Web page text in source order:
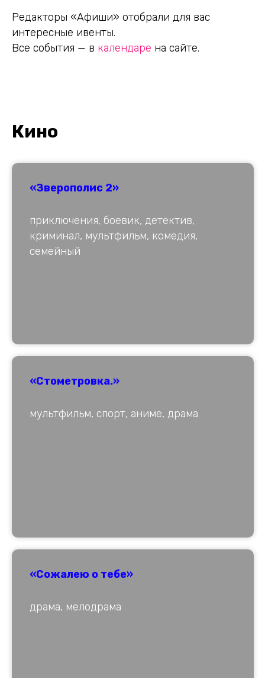
Редакторы «Афиши» отобрали для вас
интересные ивенты.
Все события — в календаре на сайте.
Кино
«Зверополис 2»
приключения, боевик, детектив,
криминал, мультфильм, комедия,
семейный
«Стометровка.»
мультфильм, спорт, аниме, драма
«Сожалею о тебе»
драма, мелодрама